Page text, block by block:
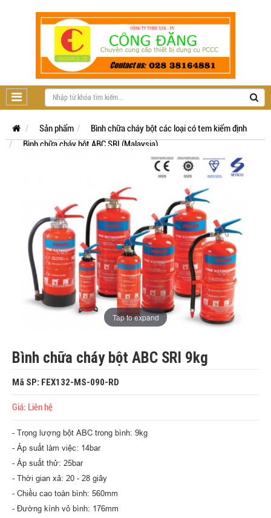
Sản phẩm
Bình chữa cháy bột các loại có tem kiểm định
Bình chữa cháy bột ABC SRI (Malaysia)
Tap to expand
Bình chữa cháy bột ABC SRI 9kg
Mã SP: FEX132-MS-090-RD
Giá: Liên hệ
- Trọng lượng bột ABC trong bình: 9kg
- Áp suất làm việc: 14bar
- Áp suất thử: 25bar
- Thời gian xả: 20 - 28 giây
- Chiều cao toàn bình: 560mm
- Đường kính vỏ bình: 176mm